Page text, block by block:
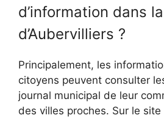
d’information dans
d’Aubervilliers ?
Principalement, les
citoyens peuvent consulter
journal municipal de leur
des villes proches. Sur le